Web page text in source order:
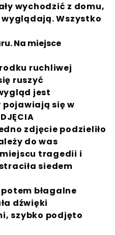
wychodzić z domu,
Wszystko
Na miejsce
ruchliwej
ruszyć
jest
się w
zdjęcie podzieliło
do was
tragedii i
siedem
błagalne
dźwięki
szybko podjęto